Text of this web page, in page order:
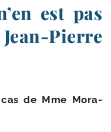
est pas
​Pierre
de Mme Mora-